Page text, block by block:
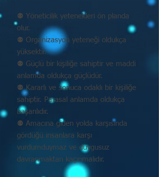
⚉ Yöneticilik yetenekleri ön planda
olur.
⚉ Organizasyon yeteneği oldukça
yüksektir.
⚉ Güçlü bir kişiliğe sahiptir ve maddi
anlamda oldukça güçlüdür.
⚉ Kararlı ve sonuca odaklı bir kişiliğe
sahiptir. Parasal anlamda oldukça
başarılıdır.
⚉ Amacına giden yolda karşısında
gördüğü insanlara karşı
vurdumduymaz ve duygusuz
davranmaktan kaçınmalıdır.